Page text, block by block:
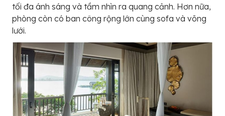
tối đa ánh sáng và tầm nhìn ra quang cảnh. Hơn nữa,
phòng còn có ban công rộng lớn cùng sofa và võng
lưới.